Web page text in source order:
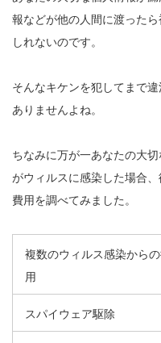
報などが他の人間に渡った
しれないのです。
そんなキケンを犯してまで
ありませんよね。
ちなみに万が一あなたの大
がウィルスに感染した場合
費用を調べてみました。
複数のウィルス感染から
用
スパイウェア駆除